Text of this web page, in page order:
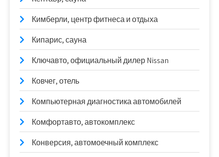
Кимберли, центр фитнеса и отдыха
Кипарис, сауна
Ключавто, официальный дилер Nissan
Ковчег, отель
Компьютерная диагностика автомобилей
Комфортавто, автокомплекс
Конверсия, автомоечный комплекс